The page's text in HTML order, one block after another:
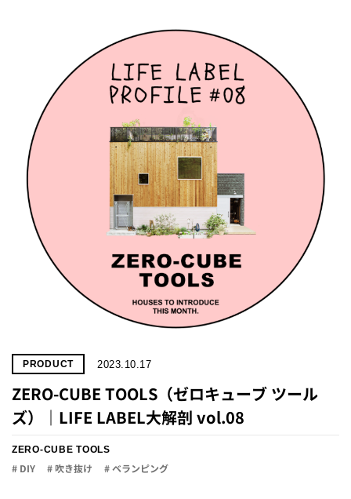
PRODUCT 2023.10.17
ZERO-CUBE TOOLS（ゼロキューブ ツール
ズ）｜LIFE LABEL大解剖 vol.08
ZERO-CUBE TOOLS
# DIY # 吹き抜け # ベランピング